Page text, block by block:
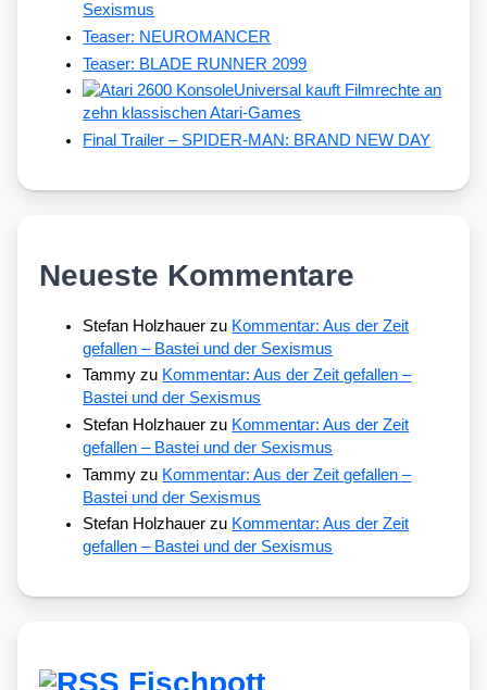
Sexismus
Teaser: NEUROMANCER
Teaser: BLADE RUNNER 2099
Universal kauft Filmrechte an
zehn klassischen Atari-Games
Final Trailer – SPIDER-MAN: BRAND NEW DAY
Neueste Kommentare
Stefan Holzhauer zu Kommentar: Aus der Zeit
gefallen – Bastei und der Sexismus
Tammy zu Kommentar: Aus der Zeit gefallen –
Bastei und der Sexismus
Stefan Holzhauer zu Kommentar: Aus der Zeit
gefallen – Bastei und der Sexismus
Tammy zu Kommentar: Aus der Zeit gefallen –
Bastei und der Sexismus
Stefan Holzhauer zu Kommentar: Aus der Zeit
gefallen – Bastei und der Sexismus
Fischpott